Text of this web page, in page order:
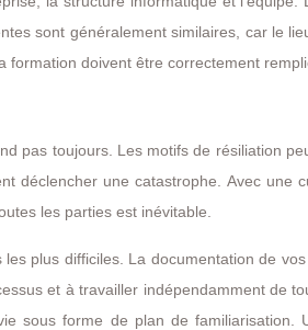
sont généralement similaires, car le
doivent être correctement
pas toujours. Les motifs de résiliation
déclencher une catastrophe. Avec une
les parties est inévitable.
plus difficiles. La documentation de
et à travailler indépendamment de
sous forme de plan de familiarisation.